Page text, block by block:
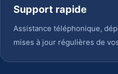
Support rapide
Assistance téléphonique,
mises à jour régulières de